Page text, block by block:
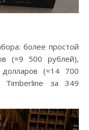
более простой
(≈9 500 рублей),
(≈14 700
за 349